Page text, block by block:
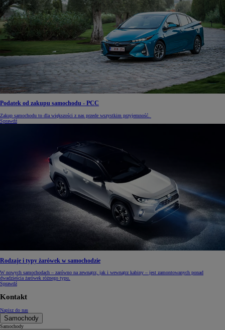
Podatek od zakupu samochodu - PCC
Zakup samochodu to dla większości z nas przede wszystkim przyjemność.
Sprawdź
Rodzaje i typy żarówek w samochodzie
W nowych samochodach – zarówno na zewnątrz, jak i wewnątrz kabiny – jest zamontowanych ponad
dwadzieścia żarówek różnego typu.
Sprawdź
Kontakt
Napisz do nas
Samochody
Samochody